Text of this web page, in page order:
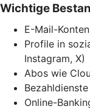
Wichtige
E-Mail-
Profile in
Instagram, X)
Abos wie
Online-